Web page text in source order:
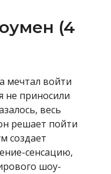
(4
мечтал войти
не приносили
весь
решает пойти
создает
сенсацию,
шоу-